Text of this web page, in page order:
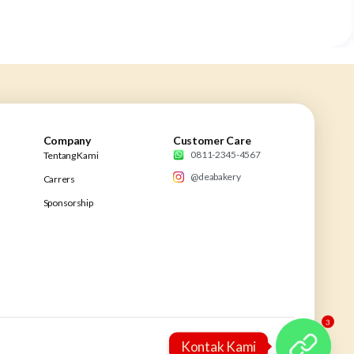
Company
Tentang Kami
Carrers
Sponsorship
Customer Care
0811-2345-4567
@deabakery
3
Kontak Kami